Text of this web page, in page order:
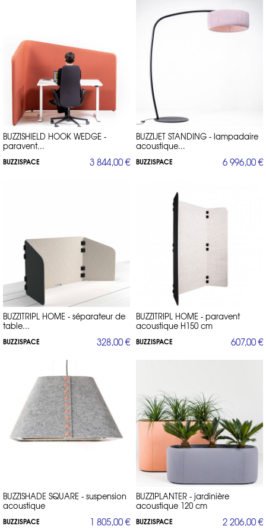
BUZZISHIELD HOOK WEDGE -
paravent...
BUZZISPACE 3 844,00 €
BUZZIJET STANDING - lampadaire
acoustique...
BUZZISPACE 6 996,00 €
BUZZITRIPL HOME - séparateur de
table...
BUZZISPACE 328,00 €
BUZZITRIPL HOME - paravent
acoustique H150 cm
BUZZISPACE 607,00 €
BUZZISHADE SQUARE - suspension
acoustique
BUZZISPACE 1 805,00 €
BUZZIPLANTER - jardinière
acoustique 120 cm
BUZZISPACE 2 206,00 €